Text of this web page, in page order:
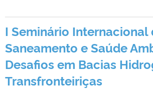
I Seminário Internacional
Saneamento e Saúde
Desafios em Bacias
Transfronteiriças